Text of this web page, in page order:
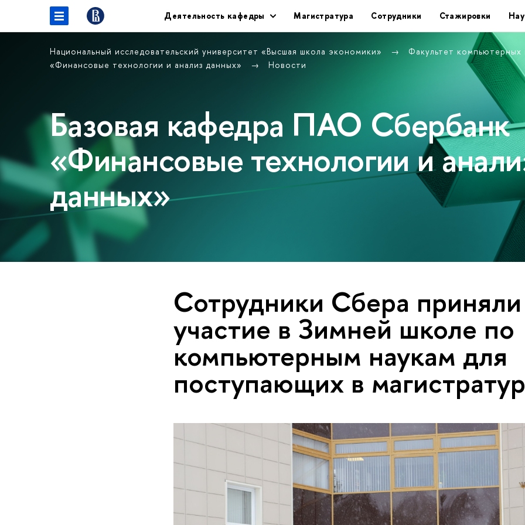
Деятельность кафедры Магистратура Сотрудники Стажировки
Национальный исследовательский университет «Высшая школа экономики»
Факультет
«Финансовые технологии и анализ данных»
Новости
Базовая кафедра ПАО Сбербанк
«Финансовые технологии и
данных»
Сотрудники Сбера приняли
участие в Зимней школе по
компьютерным наукам для
поступающих в